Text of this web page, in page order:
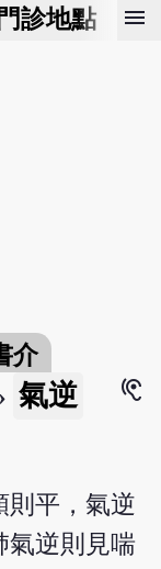
門診地點 預
menu
介
氣逆
hearing
則平，氣逆
氣逆則見喘